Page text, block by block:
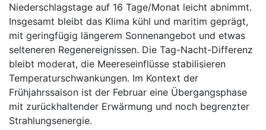
Niederschlagstage auf 16 Tage/Monat leicht abnimmt.
Insgesamt bleibt das Klima kühl und maritim geprägt,
mit geringfügig längerem Sonnenangebot und etwas
selteneren Regenereignissen. Die Tag-Nacht-Differenz
bleibt moderat, die Meereseinflüsse stabilisieren
Temperaturschwankungen. Im Kontext der
Frühjahrssaison ist der Februar eine Übergangsphase
mit zurückhaltender Erwärmung und noch begrenzter
Strahlungsenergie.